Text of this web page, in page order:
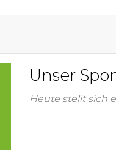
Unser
Heute stellt sich